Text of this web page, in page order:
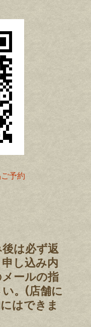
予約
は必ず返
し込み内
ールの指
。(店舗に
はできま